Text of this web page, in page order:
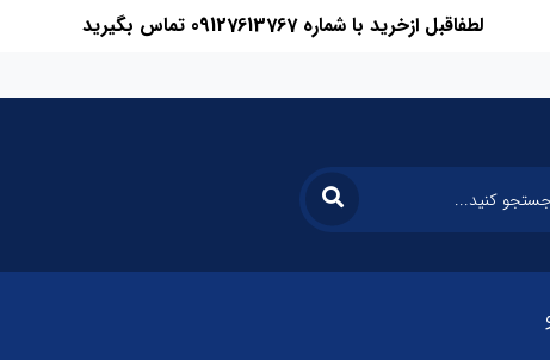
لطفاقبل ازخرید با شماره 09127613767 تماس بگیرید